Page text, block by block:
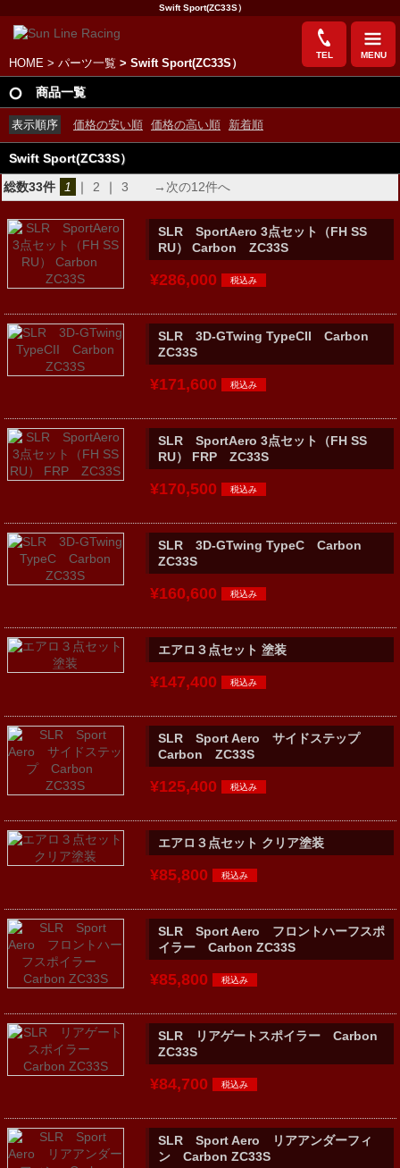
Swift Sport(ZC33S）
TEL MENU
HOME > パーツ一覧 > Swift Sport(ZC33S）
商品一覧
表示順序 価格の安い順 価格の高い順 新着順
Swift Sport(ZC33S）
総数33件
1 ｜ 2 ｜ 3 →次の12件へ
SLR SportAero 3点セット（FH SS
RU） Carbon ZC33S
¥286,000
SLR 3D-GTwing TypeCII Carbon
ZC33S
¥171,600
SLR SportAero 3点セット（FH SS
RU） FRP ZC33S
¥170,500
SLR 3D-GTwing TypeC Carbon
ZC33S
¥160,600
エアロ３点セット 塗装
¥147,400
SLR Sport Aero サイドステップ
Carbon ZC33S
¥125,400
エアロ３点セット クリア塗装
¥85,800
SLR Sport Aero フロントハーフスポ
イラー Carbon ZC33S
¥85,800
SLR リアゲートスポイラー Carbon
ZC33S
¥84,700
SLR Sport Aero リアアンダーフィ
ン Carbon ZC33S